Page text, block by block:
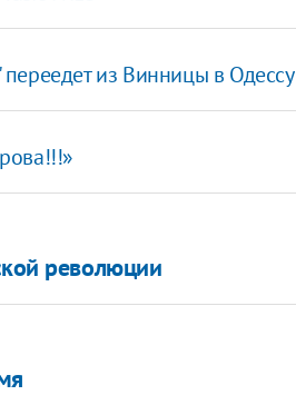
из Винницы в Одессу
революции